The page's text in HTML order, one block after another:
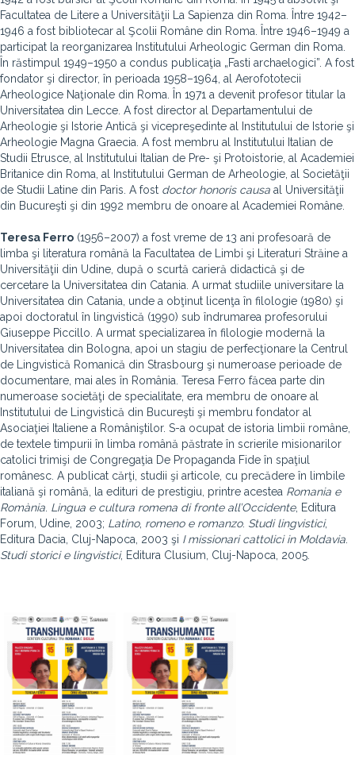
Facultatea de Litere a Universităţii La Sapienza din Roma. Între 1942–
1946 a fost bibliotecar al Şcolii Române din Roma. Între 1946–1949 a
participat la reorganizarea Institutului Arheologic German din Roma.
În răstimpul 1949–1950 a condus publicaţia „Fasti archaelogici”. A fost
fondator şi director, în perioada 1958–1964, al Aerofototecii
Arheologice Naţionale din Roma. În 1971 a devenit profesor titular la
Universitatea din Lecce. A fost director al Departamentului de
Arheologie şi Istorie Antică şi vicepreşedinte al Institutului de Istorie şi
Arheologie Magna Graecia. A fost membru al Institutului Italian de
Studii Etrusce, al Institutului Italian de Pre- şi Protoistorie, al Academiei
Britanice din Roma, al Institutului German de Arheologie, al Societăţii
de Studii Latine din Paris. A fost doctor honoris causa al Universităţii
din Bucureşti şi din 1992 membru de onoare al Academiei Române.
Teresa Ferro (1956–2007) a fost vreme de 13 ani profesoară de
limba şi literatura română la Facultatea de Limbi şi Literaturi Străine a
Universităţii din Udine, după o scurtă carieră didactică şi de
cercetare la Universitatea din Catania. A urmat studiile universitare la
Universitatea din Catania, unde a obţinut licenţa în filologie (1980) şi
apoi doctoratul în lingvistică (1990) sub îndrumarea profesorului
Giuseppe Piccillo. A urmat specializarea în filologie modernă la
Universitatea din Bologna, apoi un stagiu de perfecţionare la Centrul
de Lingvistică Romanică din Strasbourg şi numeroase perioade de
documentare, mai ales în România. Teresa Ferro făcea parte din
numeroase societăţi de specialitate, era membru de onoare al
Institutului de Lingvistică din Bucureşti şi membru fondator al
Asociaţiei Italiene a Româniştilor. S-a ocupat de istoria limbii române,
de textele timpurii în limba română păstrate în scrierile misionarilor
catolici trimişi de Congregaţia De Propaganda Fide în spaţiul
românesc. A publicat cărţi, studii şi articole, cu precădere în limbile
italiană şi română, la edituri de prestigiu, printre acestea Romania e
Romània Lingua e cultura romena di fronte all’Occidente, Editura
Forum, Udine, 2003; Latino, romeno e romanzo. Studi lingvistici,
Editura Dacia, Cluj-Napoca, 2003 şi I missionari cattolici in Moldavia
Studi storici e lingvistici, Editura Clusium, Cluj-Napoca, 2005.